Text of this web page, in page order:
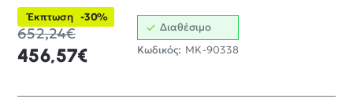
Έκπτωση -30%
456,57€
652,24€
Διαθέσιμο
Κωδικός: MK-90338